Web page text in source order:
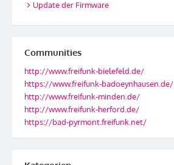
Update der Firmware
Communities
http://www.freifunk-bielefeld.de/
https://www.freifunk-badoeynhausen.de/
http://www.freifunk-minden.de/
http://www.freifunk-herford.de/
https://bad-pyrmont.freifunk.net/